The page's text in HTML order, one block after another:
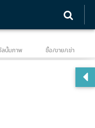
ลบั้มภาพ ซื้อ/ขาย/เช่า
วิ